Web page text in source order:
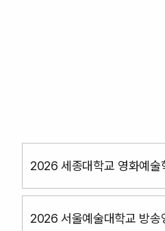
2026 세종대학교 영화예술
2026 서울예술대학교 방송